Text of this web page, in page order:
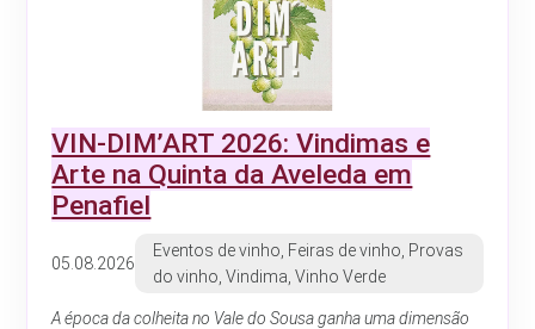
VIN-DIM’ART 2026: Vindimas e
Arte na Quinta da Aveleda em
Penafiel
05.08.2026
Eventos de vinho, Feiras de vinho, Provas
do vinho, Vindima, Vinho Verde
A época da colheita no Vale do Sousa ganha uma dimensão